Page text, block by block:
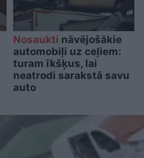
Nosaukti nāvējošākie
automobiļi uz ceļiem:
turam īkšķus, lai
neatrodi sarakstā savu
auto